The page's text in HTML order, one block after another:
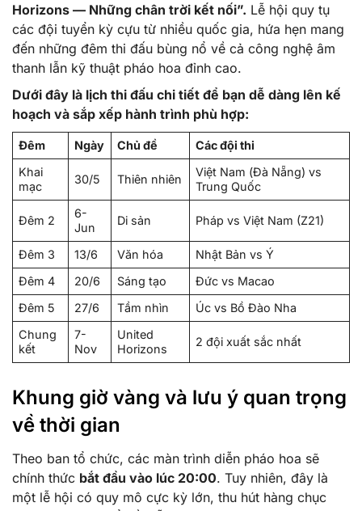
Horizons — Những chân trời kết nối”. Lễ hội quy tụ
các đội tuyển kỳ cựu từ nhiều quốc gia, hứa hẹn mang
đến những đêm thi đấu bùng nổ về cả công nghệ âm
thanh lẫn kỹ thuật pháo hoa đỉnh cao.
Dưới đây là lịch thi đấu chi tiết để bạn dễ dàng lên kế
hoạch và sắp xếp hành trình phù hợp:
Đêm Ngày Chủ đề
Các đội thi
Khai
mạc
30/5 Thiên nhiên
Việt Nam (Đà Nẵng) vs
Trung Quốc
Đêm 2
6-
Jun
Di sản Pháp vs Việt Nam (Z21)
Đêm 3 13/6 Văn hóa
Nhật Bản vs Ý
Đêm 4
20/6 Sáng tạo
Đức vs Macao
Đêm 5
27/6 Tầm nhìn
Úc vs Bồ Đào Nha
Chung
kết
7-
Nov
United
Horizons
2 đội xuất sắc nhất
Khung giờ vàng và lưu ý quan trọng
về thời gian
Theo ban tổ chức, các màn trình diễn pháo hoa sẽ
chính thức bắt đầu vào lúc 20:00. Tuy nhiên, đây là
một lễ hội có quy mô cực kỳ lớn, thu hút hàng chục